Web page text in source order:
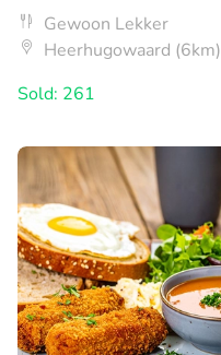
Gewoon Lekker
Heerhugowaard (6km)
Sold: 261